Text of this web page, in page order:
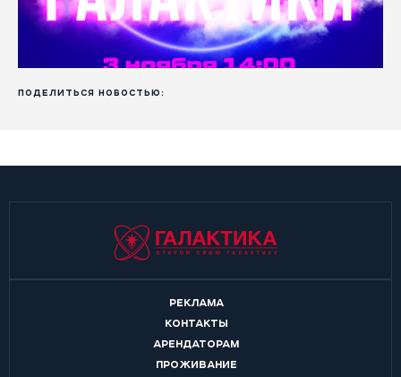
ПОДЕЛИТЬСЯ НОВОСТЬЮ:
РЕКЛАМА
КОНТАКТЫ
АРЕНДАТОРАМ
ПРОЖИВАНИЕ